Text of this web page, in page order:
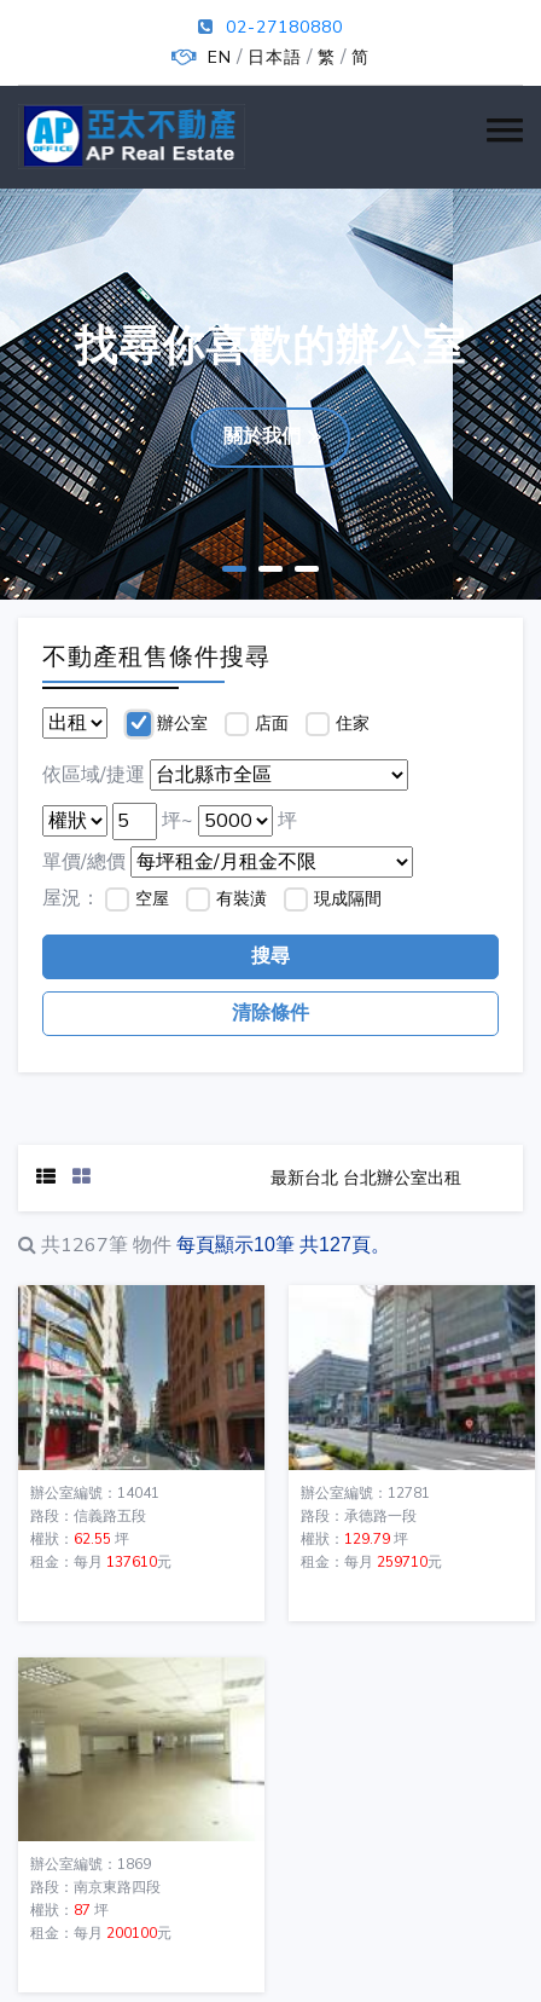
02-27180880
EN / 日本語 / 繁 / 简
找尋你喜歡的辦公室
關於我們
不動產租售條件搜尋
辦公室 店面 住家
依區域/捷運
坪~
坪
單價/總價
屋況：
空屋 有裝潢 現成隔間
搜尋
清除條件
最新台北 台北辦公室出租
共1267筆 物件 每頁顯示10筆 共127頁。
辦公室編號：14041
路段：信義路五段
權狀： 62.55 坪
租金：每月 137610元
辦公室編號：12781
路段：承德路一段
權狀： 129.79坪
租金：每月 259710元
辦公室編號：1869
路段：南京東路四段
權狀： 87 坪
租金：每月 200100元